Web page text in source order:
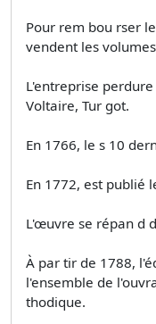
Pour rem­ bou rser
vendent les
L'entreprise
Voltaire, Tur­ got.
En 1766, le s 10
En 1772, est publié
L'œuvre se répan d
À par­ tir de 1788,
l'ensemble de
thodique.